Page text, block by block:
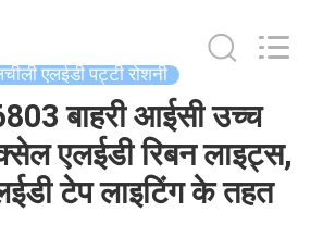
एलईडी पट्टी रोशनी
बाहरी आईसी उच्च
एलईडी रिबन लाइट्स,
टेप लाइटिंग के तहत